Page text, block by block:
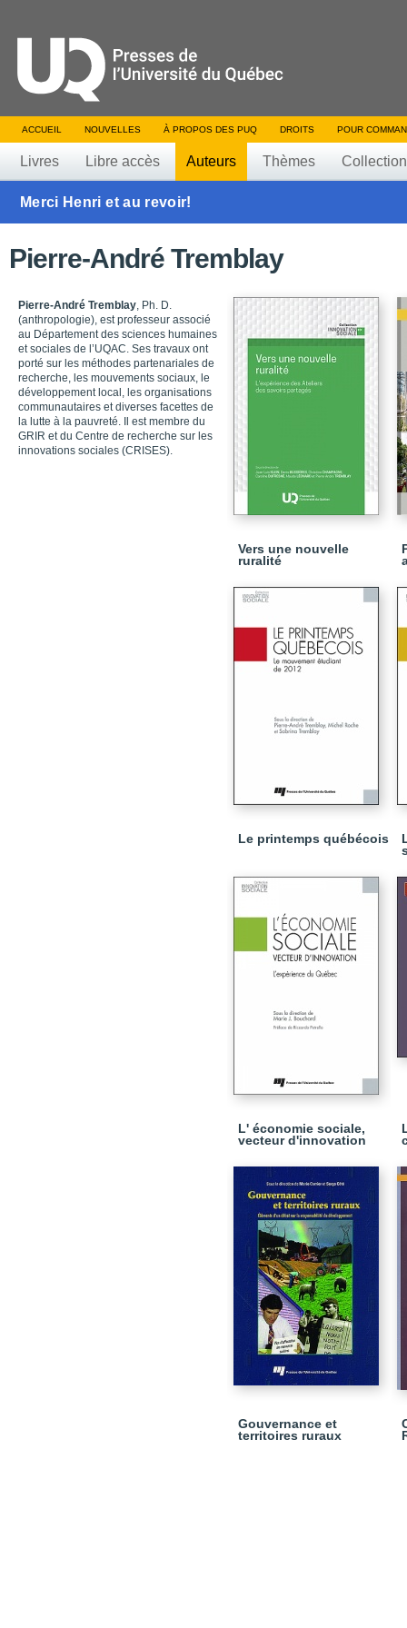
ACCUEIL NOUVELLES À PROPOS DES PUQ DROITS POUR
Livres Libre accès Auteurs Thèmes
Merci Henri et au revoir!
Pierre-André Tremblay
Pierre-André Tremblay, Ph. D.
(anthropologie), est professeur associé
au Département des sciences humaines
et sociales de l’UQAC. Ses travaux ont
porté sur les méthodes partenariales de
recherche, les mouvements sociaux, le
développement local, les organisations
communautaires et diverses facettes de
la lutte à la pauvreté. Il est membre du
GRIR et du Centre de recherche sur les
innovations sociales (CRISES).
Vers une nouvelle
ruralité
Le printemps québécois
L' économie sociale,
vecteur d'innovation
Gouvernance et
territoires ruraux